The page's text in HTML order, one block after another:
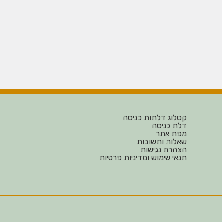
קטלוג דלתות כניסה
דלת כניסה
מפת אתר
שאלות ותשובות
הצהרת נגישות
תנאי שימוש ומדיניות פרטיות